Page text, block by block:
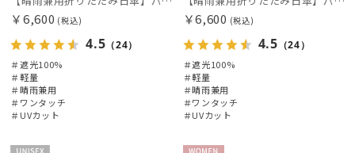
￥6,600 (税込)
4.5 （24）
＃遮光100%
＃軽量
＃晴雨兼用
＃ワンタッチ
＃UVカット
￥6,600 (税込)
4.5 （24）
＃遮光100%
＃軽量
＃晴雨兼用
＃ワンタッチ
＃UVカット